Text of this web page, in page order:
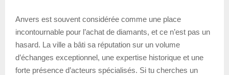
Anvers est souvent considérée comme une place
incontournable pour l’achat de diamants, et ce n’est pas un
hasard. La ville a bâti sa réputation sur un volume
d’échanges exceptionnel, une expertise historique et une
forte présence d’acteurs spécialisés. Si tu cherches un